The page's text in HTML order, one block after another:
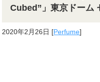
Cubed”」東京ドーム
2020年2月26日 [Perfume]